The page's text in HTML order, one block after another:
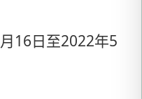
16日至2022年5